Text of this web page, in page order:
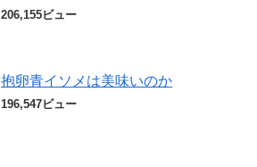
206,155ビュー
抱卵青イソメは美味いのか
196,547ビュー